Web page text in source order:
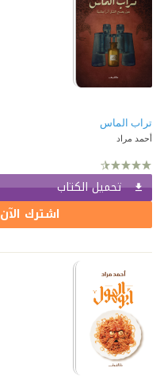
تراب الماس
أحمد مراد
تحميل الكتاب
اشترك الآن